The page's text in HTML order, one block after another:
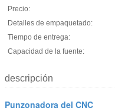
Precio:
Detalles de empaquetado:
Tiempo de entrega:
Capacidad de la fuente:
descripción
Punzonadora del CNC